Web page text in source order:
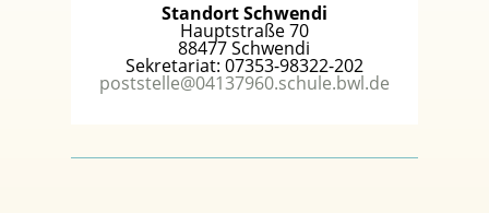
Standort Schwendi
Hauptstraße 70
88477 Schwendi
Sekretariat: 07353-98322-202
poststelle@04137960.schule.bwl.de